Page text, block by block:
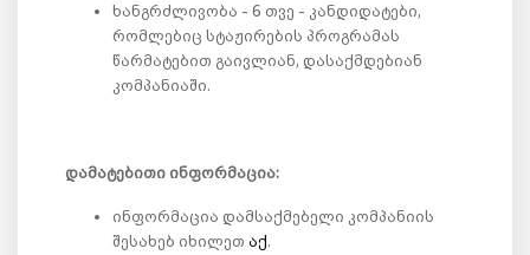
ხანგრძლივობა - 6 თვე - კანდიდატები,
რომლებიც სტაჟირების პროგრამას
წარმატებით გაივლიან, დასაქმდებიან
კომპანიაში.
დამატებითი ინფორმაცია:
ინფორმაცია დამსაქმებელი კომპანიის
შესახებ იხილეთ აქ.